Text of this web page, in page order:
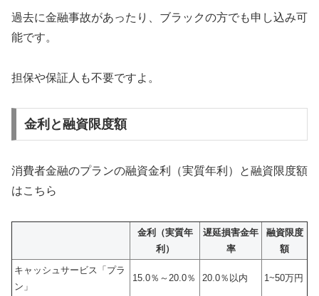
過去に金融事故があったり、ブラックの方でも申し込み可
能です。
担保や保証人も不要ですよ。
金利と融資限度額
消費者金融のプランの融資金利（実質年利）と融資限度額
はこちら
金利（実質年
利）
遅延損害金年
率
融資限度
額
キャッシュサービス「プラ
ン」
15.0％～20.0％ 20.0％以内 1~50万円